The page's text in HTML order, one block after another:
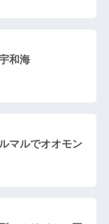
和海
マルでオオモン